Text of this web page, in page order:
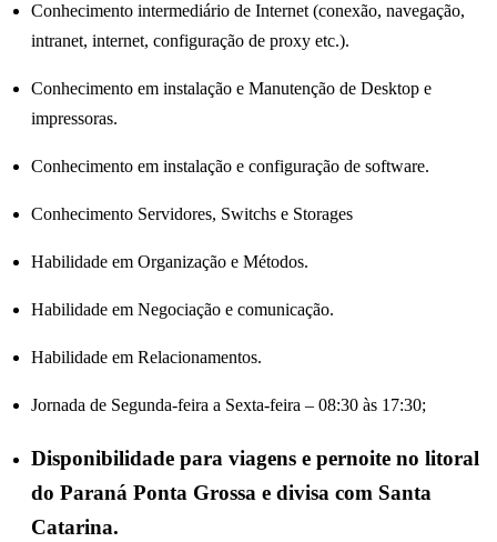
Conhecimento intermediário de Internet (conexão, navegação,
intranet, internet, configuração de proxy etc.).
Conhecimento em instalação e Manutenção de Desktop e
impressoras.
Conhecimento em instalação e configuração de software.
Conhecimento Servidores, Switchs e Storages
Habilidade em Organização e Métodos.
Habilidade em Negociação e comunicação.
Habilidade em Relacionamentos.
Jornada de Segunda-feira a Sexta-feira – 08:30 às 17:30;
Disponibilidade para viagens e pernoite no litoral
do Paraná Ponta Grossa e divisa com Santa
Catarina.